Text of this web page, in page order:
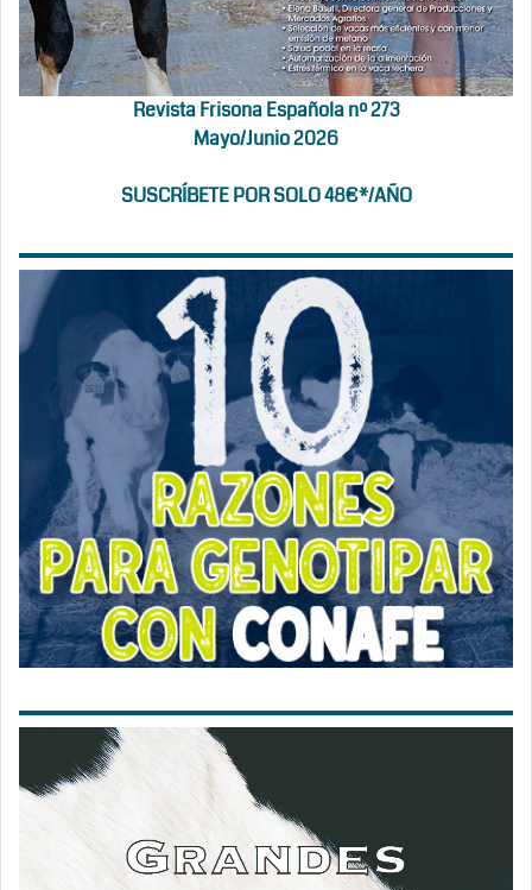
Revista Frisona Española nº 273
Mayo/Junio 2026
SUSCRÍBETE POR SOLO 48€*/AÑO